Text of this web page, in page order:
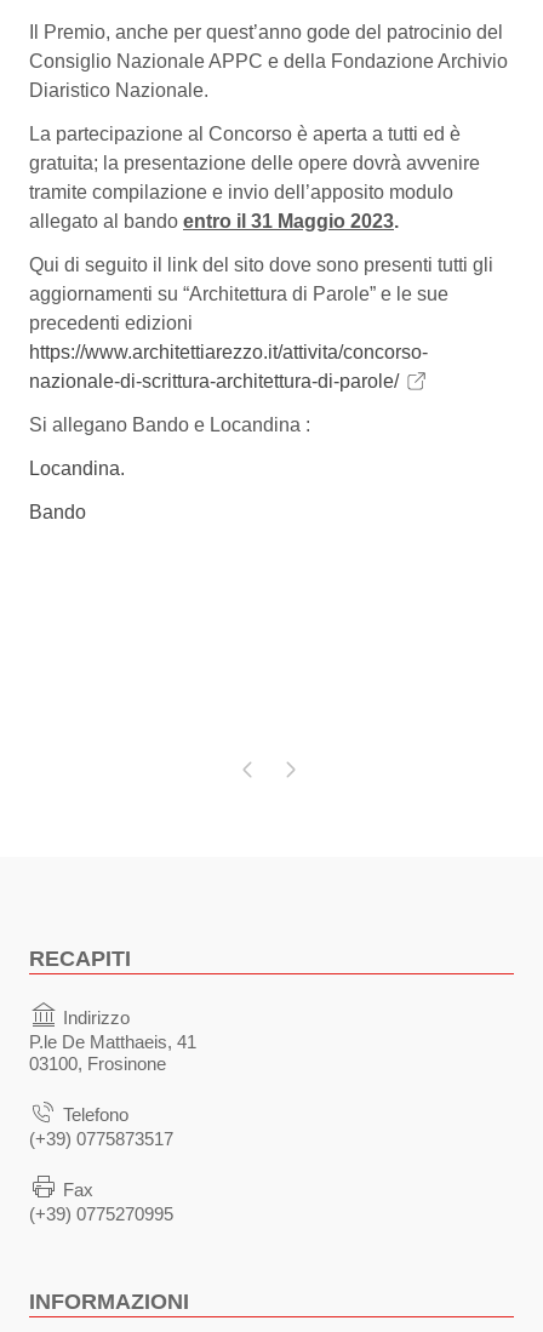
Il Premio, anche per quest’anno gode del patrocinio del
Consiglio Nazionale APPC e della Fondazione Archivio
Diaristico Nazionale.
La partecipazione al Concorso è aperta a tutti ed è
gratuita; la presentazione delle opere dovrà avvenire
tramite compilazione e invio dell’apposito modulo
allegato al bando entro il 31 Maggio 2023.
Qui di seguito il link del sito dove sono presenti tutti gli
aggiornamenti su “Architettura di Parole” e le sue
precedenti edizioni
https://www.architettiarezzo.it/attivita/concorso-
nazionale-di-scrittura-architettura-di-parole/
Si allegano Bando e Locandina :
Locandina.
Bando
Pagina precedente
Pagina successiva
RECAPITI
Indirizzo
P.le De Matthaeis, 41
03100, Frosinone
Telefono
(+39) 0775873517
Fax
(+39) 0775270995
INFORMAZIONI